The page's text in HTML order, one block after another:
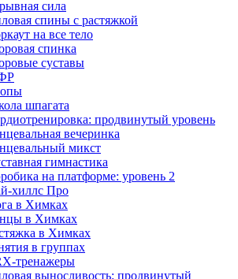
сила
спины с растяжкой
на все тело
спинка
суставы
шпагата
продвинутый уровень
вечеринка
микст
гимнастика
на платформе: уровень 2
хиллс Про
в Химках
в Химках
в Химках
в группах
тренажеры
выносливость: продвинутый